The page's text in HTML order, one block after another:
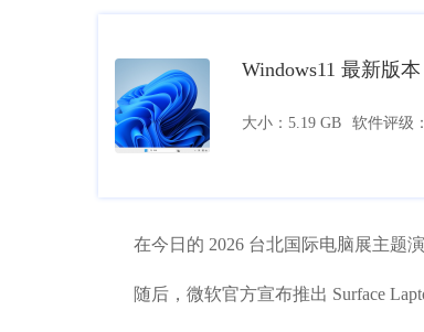
Windows11 最新版
大小：5.19 GB 软件评级：
在今日的 2026 台北国际电脑展主题演
随后，微软官方宣布推出 Surface